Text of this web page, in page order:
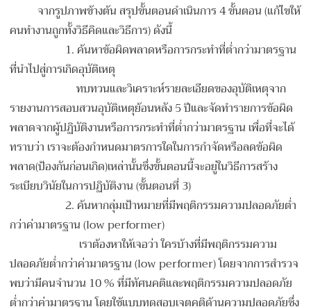
จากรูปภาพข้างต้น สรุปขั้นตอนดำเนินการ 4 ขั้นตอน (แก้ไขให้
คนทำงานถูกทั้งวิธีคิดและวิธีการ) ดังนี้
1. ค้นหาข้อผิดพลาดหรือการกระทำที่ต่ำกว่ามาตรฐาน
ที่นำไปสู่การเกิดอุบัติเหตุ
ทบทวนและวิเคราะห์รายละเอียดของอุบัติเหตุจาก
รายงานการสอบสวนอุบัติเหตุย้อนหลัง 5 ปีและจัดทำรายการข้อผิด
พลาดจากผู้ปฏิบัติงานหรือการกระทำที่ต่ำกว่ามาตรฐาน เพื่อที่จะได้
ทราบว่า เราจะต้องกำหนดมาตรการใดในการกำจัดหรือลดข้อผิด
พลาด(ป้องกันก่อนเกิด)เหล่านั้นซึ่งขั้นตอนนี้จะอยู่ในวิธีการสร้าง
ระเบียบวินัยในการปฏิบัติงาน (ขั้นตอนที่ 3)
2. ค้นหากลุ่มเป้าหมายที่มีพฤติกรรมความปลอดภัยต่ำ
กว่าค่ามาตรฐาน (low performer)
เราต้องหาให้เจอว่า ใครบ้างที่มีพฤติกรรมความ
ปลอดภัยต่ำกว่าค่ามาตรฐาน (low performer) โดยจากการสำรวจ
พบว่ามีคนจำนวน 10 % ที่มีทัศนคติและพฤติกรรมความปลอดภัย
ต่ำกว่าค่ามาตรฐาน โดยใช้แบบทดสอบเจตคติด้านความปลอดภัยซึ่ง